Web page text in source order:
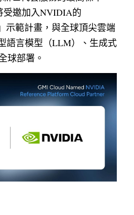
受邀加入NVIDIA的
」示範計畫，與全球頂尖雲端
語言模型（LLM）、生成式
球部署。